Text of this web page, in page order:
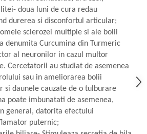
doua luni de cura redau
durerea si disconfortul articular;
sclerozei multiple si ale bolii
denumita Curcumina din Turmeric
al neuronilor in cazul multor
Cercetatorii au studiat de asemenea
sau in ameliorarea bolii
si daunele cauzate de o tulburare
poate imbunatati de asemenea,
general, datorita efectului
puternic;